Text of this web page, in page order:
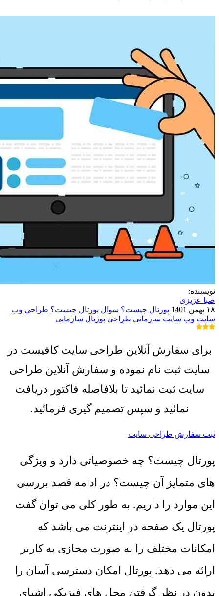
نویسنده:
صبا عزیزی
۱۸ بهمن 1401
پورتال چیست؟ سوال پورتال چیست؟ طراحی وب
سایت وب سایت سازمانی طراحی پورتال سازمانی
برای سفارش آنلاین طراحی سایت کافیست در
سایت ثبت نام نموده و سفارش آنلاین طراحی
سایت ثبت نمائید تا بلافاصله فاکتور دریافت
نمائید و سپس تصمیم گیری فرمائید.
ثبت سفارش طراحی سایت
پورتال چیست؟ چه خصوصیاتی دارد و ویژگی
های متمایز آن چیست؟ در ادامه قصد بررسی
این موارد را داریم. به طور کلی می توان گفت
پورتال یک صفحه در اینترنت می باشد که
امکانات مختلف را به صورت مجازی به کاربر
ارائه می دهد. پورتال امکان دسترسی آسان را
بدون در نظر گرفتن محل های فیزیکی اشیای